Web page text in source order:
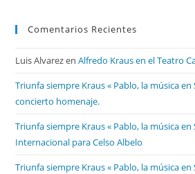
Comentarios Recientes
Luis AlvarezenAlfredo Kraus en el Teatro
Triunfa siempre Kraus « Pablo, la música en
concierto homenaje.
Triunfa siempre Kraus « Pablo, la música en
Internacional para Celso Albelo
Triunfa siempre Kraus « Pablo, la música en